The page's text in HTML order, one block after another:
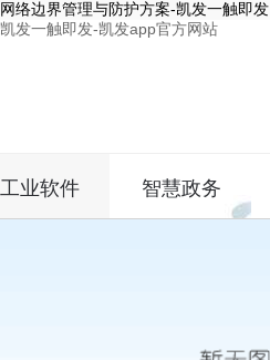
网络边界管理与防护方案-凯发一触即发
凯发一触即发-凯发app官方网站
工业软件 智慧政务